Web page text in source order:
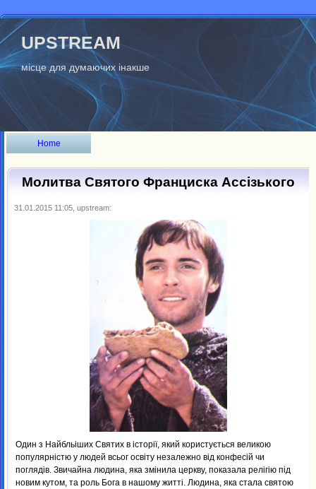
UPSTREAM
місце для думаючих інакше
Home
Молитва Святого Франциска Ассізького
31.01.2015 11:05, upstream:
Один з Найбльіших Святих в історії, який користується великою
популярністю у людей всьог освіту незалежно від конфесій чи
поглядів. Звичайна людина, яка змінила церкву, показала релігію під
новим кутом, та роль Бога в нашому житті. Людина, яка стала святою